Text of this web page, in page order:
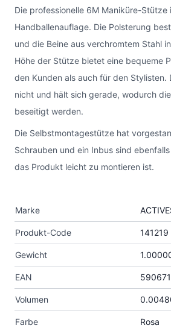
Die professionelle 6M Maniküre-Stütze
Handballenauflage. Die Polsterung
und die Beine aus verchromtem Stahl
Höhe der Stütze bietet eine bequeme
den Kunden als auch für den Stylisten.
nicht und hält sich gerade, wodurch
beseitigt werden.
Die Selbstmontagestütze hat
Schrauben und ein Inbus sind
das Produkt leicht zu montieren ist.
Marke
Produkt-Code 141219
Gewicht
EAN
Volumen
Farbe Rosa